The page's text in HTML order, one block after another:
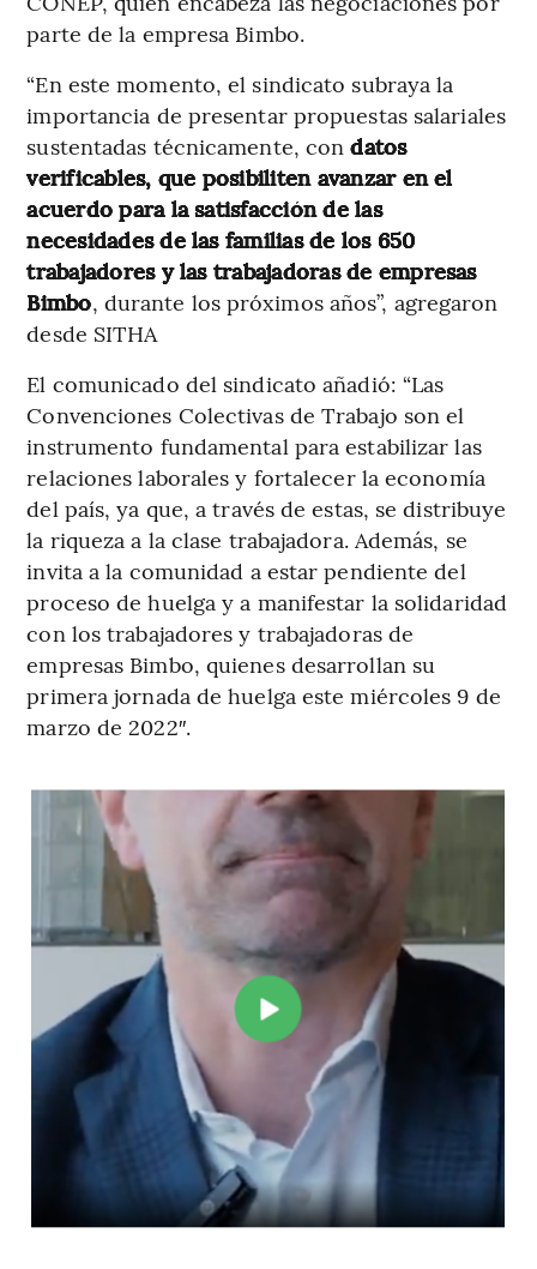
parte de la empresa Bimbo.
“En este momento, el sindicato subraya la
importancia de presentar propuestas salariales
sustentadas técnicamente, condatos
verificables, que posibiliten avanzar en el
acuerdo para la satisfacción de las
necesidades de las familias de los 650
trabajadores y las trabajadoras de empresas
Bimbo, durante los próximos años”, agregaron
desde SITHA
El comunicado del sindicato añadió: “Las
Convenciones Colectivas de Trabajo son el
instrumento fundamental para estabilizar las
relaciones laborales y fortalecer la economía
del país, ya que, a través de estas, se distribuye
la riqueza a la clase trabajadora. Además, se
invita a la comunidad a estar pendiente del
proceso de huelga y a manifestar la solidaridad
con los trabajadores y trabajadoras de
empresas Bimbo, quienes desarrollan su
primera jornada de huelga este miércoles 9 de
marzo de 2022″.